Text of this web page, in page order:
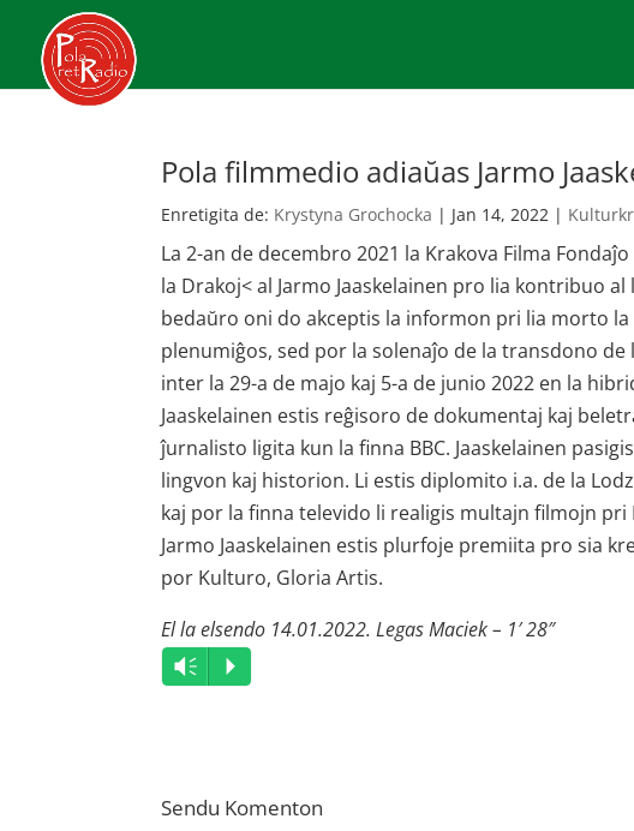
Pola filmmedio adiaŭas Jarmo
Enretigita de: Krystyna Grochocka | Jan 14, 2022 |
La 2-an de decembro 2021 la Krakova Filma
la Drakoj< al Jarmo Jaaskelainen pro lia kontribuo
bedaŭro oni do akceptis la informon pri lia morto
plenumiĝos, sed por la solenaĵo de la transdono
inter la 29-a de majo kaj 5-a de junio 2022 en la
Jaaskelainen estis reĝisoro de dokumentaj kaj
ĵurnalisto ligita kun la finna BBC. Jaaskelainen
lingvon kaj historion. Li estis diplomito i.a. de la
kaj por la finna televido li realigis multajn filmojn
Jarmo Jaaskelainen estis plurfoje premiita pro sia
por Kulturo, Gloria Artis.
El la elsendo 14.01.2022. Legas Maciek – 1′ 28″
Audio
Player
Vm P
Sendu Komenton